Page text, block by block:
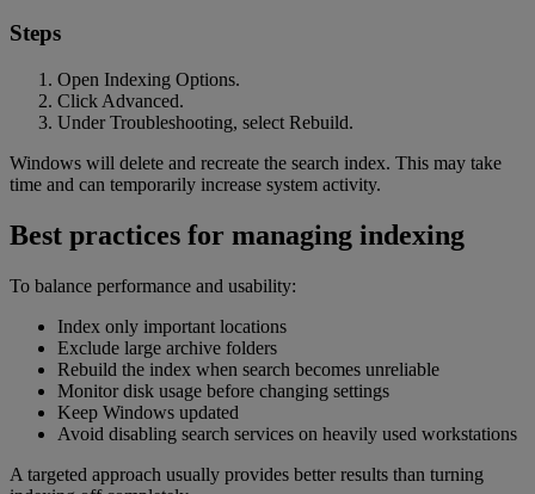
Steps
Open Indexing Options.
Click Advanced.
Under Troubleshooting, select Rebuild.
Windows will delete and recreate the search index. This may take
time and can temporarily increase system activity.
Best practices for managing indexing
To balance performance and usability:
Index only important locations
Exclude large archive folders
Rebuild the index when search becomes unreliable
Monitor disk usage before changing settings
Keep Windows updated
Avoid disabling search services on heavily used workstations
A targeted approach usually provides better results than turning